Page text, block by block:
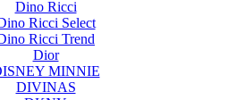
Dino Ricci
Ricci Select
Ricci Trend
Dior
MINNIE
DIVINAS